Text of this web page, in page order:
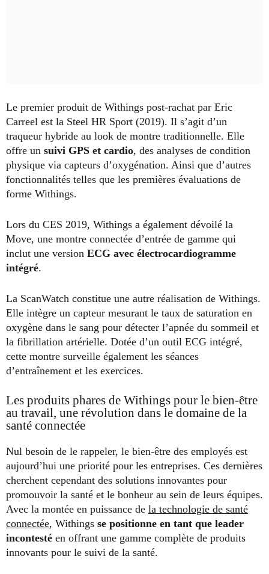
Le premier produit de Withings post-rachat par Eric
Carreel est la Steel HR Sport (2019). Il s’agit d’un
traqueur hybride au look de montre traditionnelle. Elle
offre un suivi GPS et cardio, des analyses de condition
physique via capteurs d’oxygénation. Ainsi que d’autres
fonctionnalités telles que les premières évaluations de
forme Withings.
Lors du CES 2019, Withings a également dévoilé la
Move, une montre connectée d’entrée de gamme qui
inclut une version ECG avec électrocardiogramme
intégré.
La ScanWatch constitue une autre réalisation de Withings.
Elle intègre un capteur mesurant le taux de saturation en
oxygène dans le sang pour détecter l’apnée du sommeil et
la fibrillation artérielle. Dotée d’un outil ECG intégré,
cette montre surveille également les séances
d’entraînement et les exercices.
Les produits phares de Withings pour le bien-être
au travail, une révolution dans le domaine de la
santé connectée
Nul besoin de le rappeler, le bien-être des employés est
aujourd’hui une priorité pour les entreprises. Ces dernières
cherchent cependant des solutions innovantes pour
promouvoir la santé et le bonheur au sein de leurs équipes.
Avec la montée en puissance de la technologie de santé
connectée, Withings se positionne en tant que leader
incontesté en offrant une gamme complète de produits
innovants pour le suivi de la santé.